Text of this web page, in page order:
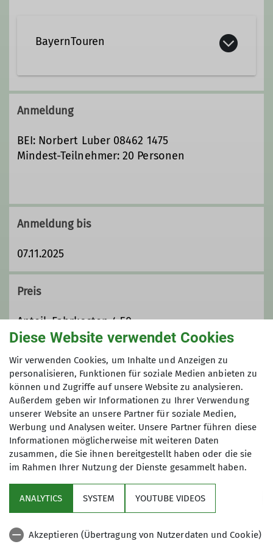
BayernTouren
Wir sind ca. 15 Ausrichterinnen und
Ausrichter und engagieren uns, um für
euch das ganze Jahr hindurch ein
vielfältiges Programm
zusammenzustellen.
Anmeldung
BEI: Norbert Luber 08462 1475
Mindest-Teilnehmer: 20 Personen
Anmeldung bis
07.11.2025
Preis
Anteil. Fahrkosten 4,50
Maximale Teilnehmeranzahl
30
Sponsor
Diese Website verwendet Cookies
Wir verwenden Cookies, um Inhalte und Anzeigen zu
personalisieren, Funktionen für soziale Medien anbieten zu
können und Zugriffe auf unsere Website zu analysieren.
Außerdem geben wir Informationen zu Ihrer Verwendung
unserer Website an unsere Partner für soziale Medien,
Werbung und Analysen weiter. Unsere Partner führen diese
Informationen möglicherweise mit weiteren Daten
zusammen, die Sie ihnen bereitgestellt haben oder die sie
im Rahmen Ihrer Nutzung der Dienste gesammelt haben.
ANALYTICS SYSTEM YOUTUBE VIDEOS
Akzeptieren (Übertragung von Nutzerdaten und Cookie)